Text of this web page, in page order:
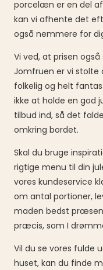
porcelæn er en del af
kan vi afhente det
også nemmere for
Vi ved, at prisen
Jomfruen er vi stolte
folkelig og helt
ikke at holde en god
tilbud ind, så det
omkring bordet.
Skal du bruge
rigtige menu til din
vores kundeservice
om antal portioner,
maden bedst
præcis, som I
Vil du se vores fulde
huset, kan du finde